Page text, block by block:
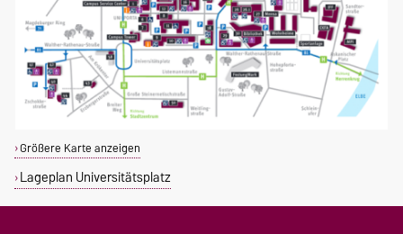
Größere Karte anzeigen
Lageplan Universitätsplatz